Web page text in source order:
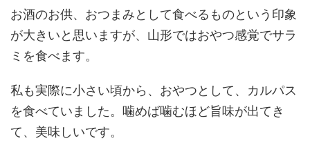
お酒のお供、おつまみとして食べるものという印象
が大きいと思いますが、山形ではおやつ感覚でサラ
ミを食べます。
私も実際に小さい頃から、おやつとして、カルパス
を食べていました。噛めば噛むほど旨味が出てき
て、美味しいです。